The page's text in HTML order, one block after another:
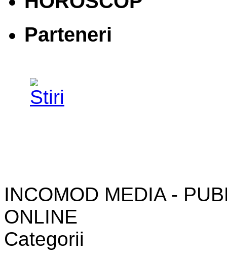
Parteneri
INCOMOD MEDIA -
ONLINE
Categorii